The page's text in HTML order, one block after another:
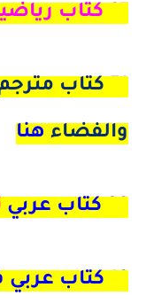
كتاب
كتاب
والفضاء هنا
كتاب عربي